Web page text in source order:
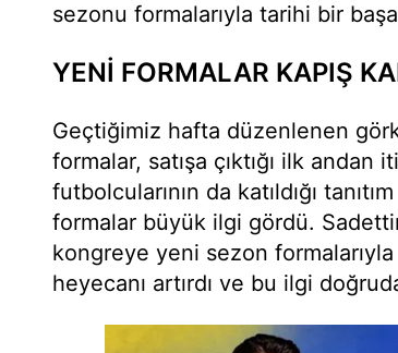
sezonu formalarıyla tarihi bir
YENİ FORMALAR KAPIŞ
Geçtiğimiz hafta düzenlenen
formalar, satışa çıktığı ilk andan
futbolcularının da katıldığı
formalar büyük ilgi gördü.
kongreye yeni sezon formalarıyla
heyecanı artırdı ve bu ilgi